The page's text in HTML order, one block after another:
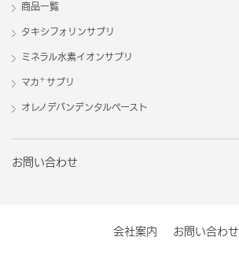
商品一覧
タキシフォリンサプリ
ミネラル水素イオンサプリ
マカ ＋ サプリ
オレノデバンデンタルペースト
お問い合わせ
会社案内 お問い合わせ